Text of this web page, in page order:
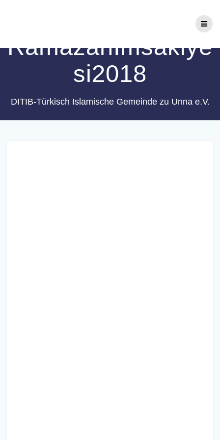
RamazanImsakiye
si2018
DITIB-Türkisch Islamische Gemeinde zu Unna e.V.